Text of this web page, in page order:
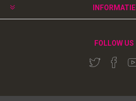
INFORMATIE
FOLLOW US